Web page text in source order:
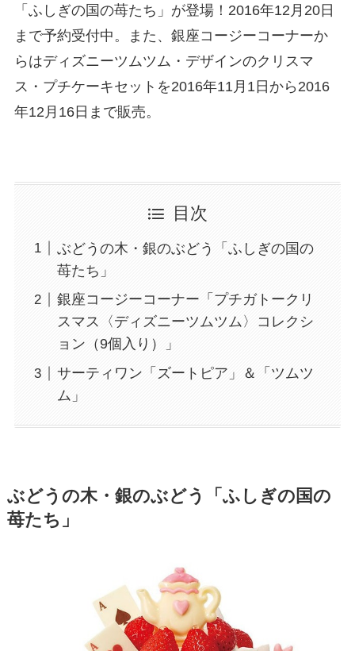
「ふしぎの国の苺たち」が登場！2016年12月20日
まで予約受付中。また、銀座コージーコーナーか
らはディズニーツムツム・デザインのクリスマ
ス・プチケーキセットを2016年11月1日から2016
年12月16日まで販売。
目次
ぶどうの木・銀のぶどう「ふしぎの国の
苺たち」
銀座コージーコーナー「プチガトークリ
スマス〈ディズニーツムツム〉コレクシ
ョン（9個入り）」
サーティワン「ズートピア」＆「ツムツ
ム」
ぶどうの木・銀のぶどう「ふしぎの国の
苺たち」